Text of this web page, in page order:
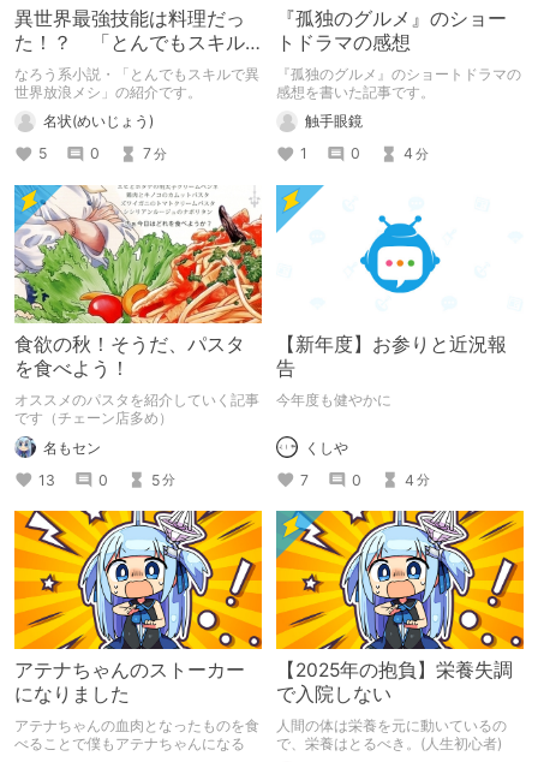
異世界最強技能は料理だっ
た！？ 「とんでもスキル
で異世界放浪メシ」の紹介
なろう系小説・「とんでもスキルで異
世界放浪メシ」の紹介です。
名状(めいじょう)
5
0 7分
『孤独のグルメ』のショー
トドラマの感想
『孤独のグルメ』のショートドラマの
感想を書いた記事です。
触手眼鏡
1
0 4 分
食欲の秋！そうだ、パスタ
を食べよう！
オススメのパスタを紹介していく記事
です（チェーン店多め）
名もセン
13
0 5分
【新年度】お参りと近況報
告
今年度も健やかに
くしや
7
0 4 分
アテナちゃんのストーカー
になりました
アテナちゃんの血肉となったものを食
べることで僕もアテナちゃんになる
【2025年の抱負】栄養失調
で入院しない
人間の体は栄養を元に動いているの
で、栄養はとるべき。(人生初心者)